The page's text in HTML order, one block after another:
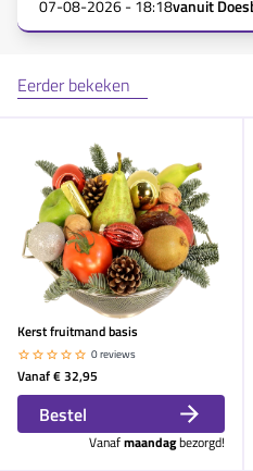
07-08-2026 - 18:18vanuit
Eerder bekeken
Kerst fruitmand basis
0 reviews
Vanaf€ 32,95
Bestel
Vanafmaandagbezorgd!